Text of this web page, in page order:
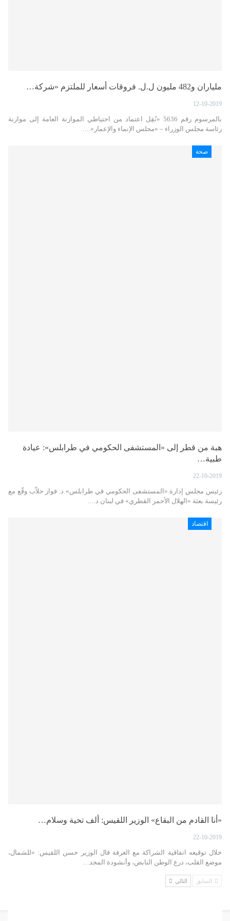
ملياران و482 مليون ل.ل. فروقات أسعار للملتزم «شركة…
12-10-2019
بالمرسوم رقم 5636 «نُقِل اعتماد من احتياطي الموازنة العامة إلى موازنة
رئاسة مجلس الوزراء – «مجلس الإنماء والإعمار».…
صحة
هبة من قطر إلى «المستشفى الحكومي في طرابلس»: عيادة
طبية…
22-10-2019
رئيس مجلس إدارة «المستشفى الحكومي في طرابلس» د. فواز حلاّب وقّع مع
رئيسة بعثة «الهلال الأحمر القطري» في لبنان د.…
اقتصاد
«أنا القادم من البقاع» الوزير اللقيس: ألف تحية وسلام…
22-10-2019
خلال توقيعه اتفاقية الشراكة مع الغرفة قال الوزير حسن اللقيس: «للشمال،
موضع القلب، درع الوطن النابض، وأنشودة المجد…
السابق التالي